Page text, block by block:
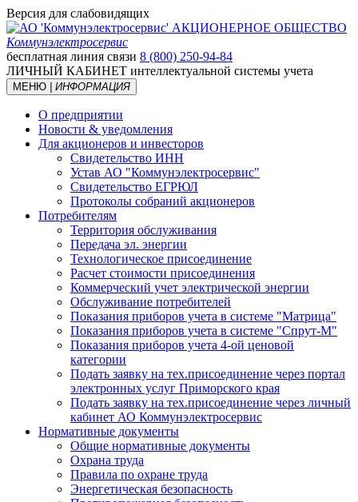
Версия для слабовидящих
АКЦИОНЕРНОЕ ОБЩЕСТВО
Коммунэлектросервис
бесплатная линия связи 8 (800) 250-94-84
ЛИЧНЫЙ КАБИНЕТ интеллектуальной системы учета
МЕНЮ | ИНФОРМАЦИЯ
О предприятии
Новости & уведомления
Для акционеров и инвесторов
Свидетельство ИНН
Устав АО "Коммунэлектросервис"
Свидетельство ЕГРЮЛ
Протоколы собраний акционеров
Потребителям
Территория обслуживания
Передача эл. энергии
Технологическое присоединение
Расчет стоимости присоединения
Коммерческий учет электрической энергии
Обслуживание потребителей
Показания приборов учета в системе "Матрица"
Показания приборов учета в системе "Спрут-М"
Показания приборов учета 4-ой ценовой
категории
Подать заявку на тех.присоединение через портал
электронных услуг Приморского края
Подать заявку на тех.присоединение через личный
кабинет АО Коммунэлектросервис
Нормативные документы
Общие нормативные документы
Охрана труда
Правила по охране труда
Энергетическая безопасность